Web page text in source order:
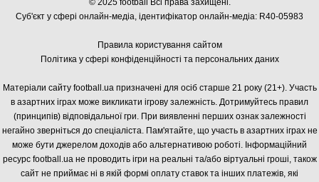
© 2025 football Всі права захищені.
Суб'єкт у сфері онлайн-медіа, ідентифікатор онлайн-медіа: R40-05983
Правила користування сайтом
Політика у сфері конфіденційності та персональних даних
Матеріали сайту football.ua призначені для осіб старше 21 року (21+). Участь
в азартних іграх може викликати ігрову залежність. Дотримуйтесь правил
(принципів) відповідальної гри. При виявленні перших ознак залежності
негайно зверніться до спеціаліста. Пам'ятайте, що участь в азартних іграх не
може бути джерелом доходів або альтернативою роботі. Інформаційний
ресурс football.ua не проводить ігри на реальні та/або віртуальні гроші, також
сайт не приймає ні в якій формі оплату ставок та інших платежів, які